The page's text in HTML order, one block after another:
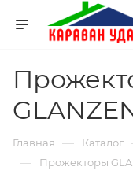
Главная — Каталог
— Прожекторы